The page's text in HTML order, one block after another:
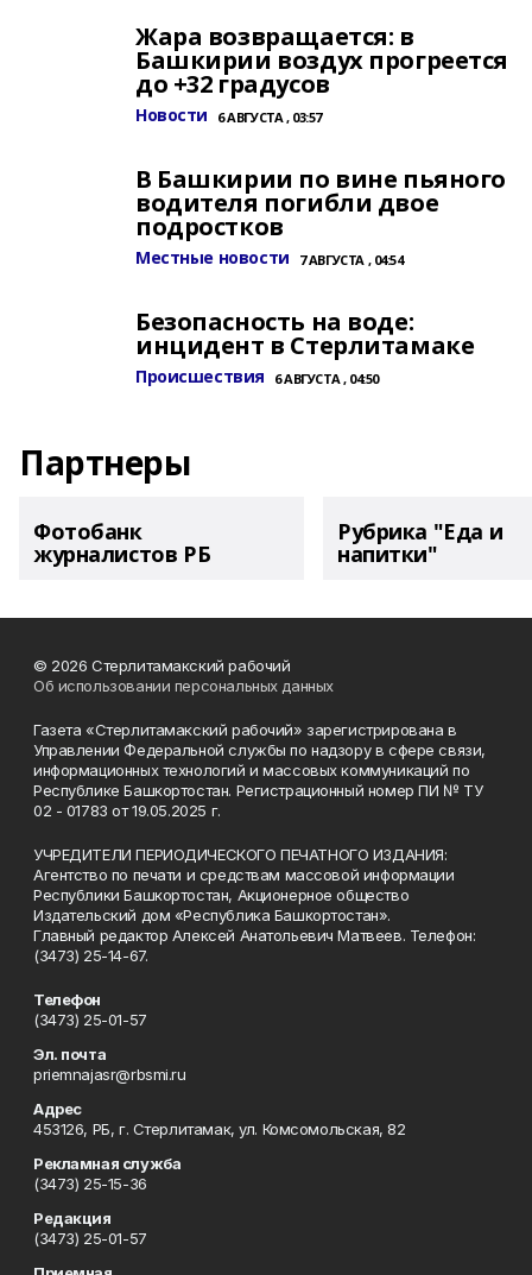
Жара возвращается: в
Башкирии воздух прогреется
до +32 градусов
Новости 6 АВГУСТА , 03:57
В Башкирии по вине пьяного
водителя погибли двое
подростков
Местные новости 7 АВГУСТА , 04:54
Безопасность на воде:
инцидент в Стерлитамаке
Происшествия 6 АВГУСТА , 04:50
Партнеры
Фотобанк
журналистов РБ
Рубрика "Еда и
напитки"
© 2026 Стерлитамакский рабочий
Об использовании персональных данных
Газета «Стерлитамакский рабочий» зарегистрирована в
Управлении Федеральной службы по надзору в сфере связи,
информационных технологий и массовых коммуникаций по
Республике Башкортостан. Регистрационный номер ПИ № ТУ
02 - 01783 от 19.05.2025 г.
УЧРЕДИТЕЛИ ПЕРИОДИЧЕСКОГО ПЕЧАТНОГО ИЗДАНИЯ:
Агентство по печати и средствам массовой информации
Республики Башкортостан, Акционерное общество
Издательский дом «Республика Башкортостан».
Главный редактор Алексей Анатольевич Матвеев. Телефон:
(3473) 25-14-67.
Телефон
(3473) 25-01-57
Эл. почта
priemnajasr@rbsmi.ru
Адрес
453126, РБ, г. Стерлитамак, ул. Комсомольская, 82
Рекламная служба
(3473) 25-15-36
Редакция
(3473) 25-01-57